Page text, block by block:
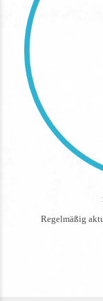
Regelmäßig